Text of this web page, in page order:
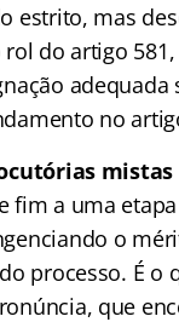
estrito, mas
do artigo 581,
adequada
no
mistas
fim a uma
o
processo. É o
que